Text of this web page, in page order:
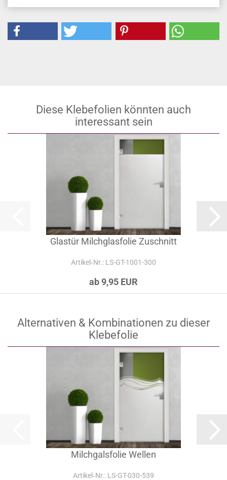
Diese Klebefolien könnten auch
interessant sein
Glastür Milchglasfolie Zuschnitt
Artikel‑Nr.: LS-GT-1001-300
ab 9,95 EUR
Alternativen & Kombinationen zu dieser
Klebefolie
Milchgalsfolie Wellen
Artikel‑Nr.: LS-GT-030-539